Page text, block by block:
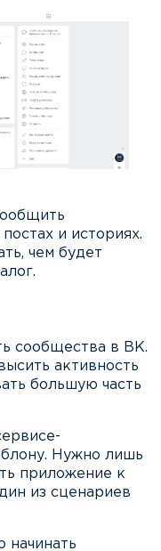
и историях.
чем будет
сообщества в ВК.
активность
большую часть
Нужно лишь
приложение к
из сценариев
начинать